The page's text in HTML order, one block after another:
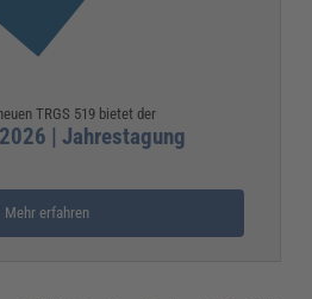
TRGS 519 bietet der
| Jahrestagung
Mehr erfahren